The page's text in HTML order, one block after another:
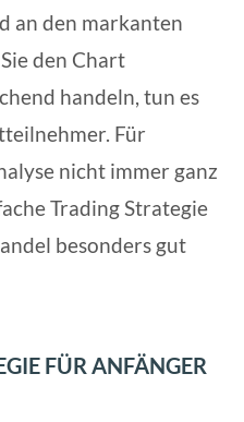
an den markanten
den Chart
handeln, tun es
Für
nicht immer ganz
Trading Strategie
besonders gut
FÜR ANFÄNGER